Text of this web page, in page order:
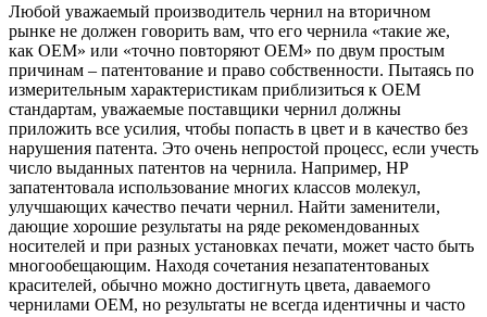
Любой уважаемый производитель чернил на вторичном
рынке не должен говорить вам, что его чернила «такие же,
как OEM» или «точно повторяют OEM» по двум простым
причинам – патентование и право собственности. Пытаясь по
измерительным характеристикам приблизиться к OEM
стандартам, уважаемые поставщики чернил должны
приложить все усилия, чтобы попасть в цвет и в качество без
нарушения патента. Это очень непростой процесс, если учесть
число выданных патентов на чернила. Например, HP
запатентовала использование многих классов молекул,
улучшающих качество печати чернил. Найти заменители,
дающие хорошие результаты на ряде рекомендованных
носителей и при разных установках печати, может часто быть
многообещающим. Находя сочетания незапатентованых
красителей, обычно можно достигнуть цвета, даваемого
чернилами OEM, но результаты не всегда идентичны и часто